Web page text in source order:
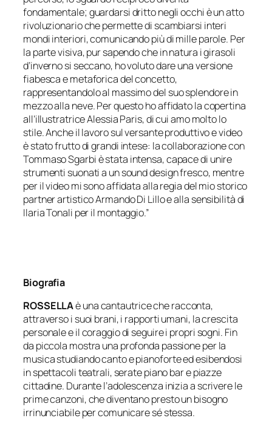
fondamentale; guardarsi dritto negli occhi è un atto
rivoluzionario che permette di scambiarsi interi
mondi interiori, comunicando più di mille parole. Per
la parte visiva, pur sapendo che in natura i girasoli
d’inverno si seccano, ho voluto dare una versione
fiabesca e metaforica del concetto,
rappresentandolo al massimo del suo splendore in
mezzo alla neve. Per questo ho affidato la copertina
all’illustratrice Alessia Paris, di cui amo molto lo
stile. Anche il lavoro sul versante produttivo e video
è stato frutto di grandi intese: la collaborazione con
Tommaso Sgarbi è stata intensa, capace di unire
strumenti suonati a un sound design fresco, mentre
per il video mi sono affidata alla regia del mio storico
partner artistico Armando Di Lillo e alla sensibilità di
Ilaria Tonali per il montaggio.”
Biografia
ROSSELLAè una cantautrice che racconta,
attraverso i suoi brani, i rapporti umani, la crescita
personale e il coraggio di seguire i propri sogni. Fin
da piccola mostra una profonda passione per la
musica studiando canto e pianoforte ed esibendosi
in spettacoli teatrali, serate piano bar e piazze
cittadine. Durante l’adolescenza inizia a scrivere le
prime canzoni, che diventano presto un bisogno
irrinunciabile per comunicare sé stessa.